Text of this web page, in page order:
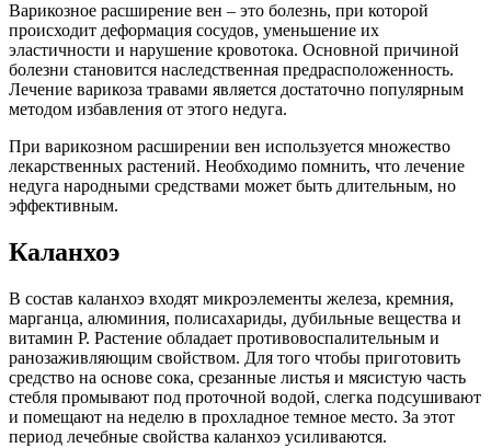
Варикозное расширение вен – это болезнь, при которой
происходит деформация сосудов, уменьшение их
эластичности и нарушение кровотока. Основной причиной
болезни становится наследственная предрасположенность.
Лечение варикоза травами является достаточно популярным
методом избавления от этого недуга.
При варикозном расширении вен используется множество
лекарственных растений. Необходимо помнить, что лечение
недуга народными средствами может быть длительным, но
эффективным.
Каланхоэ
В состав каланхоэ входят микроэлементы железа, кремния,
марганца, алюминия, полисахариды, дубильные вещества и
витамин Р. Растение обладает противовоспалительным и
ранозаживляющим свойством. Для того чтобы приготовить
средство на основе сока, срезанные листья и мясистую часть
стебля промывают под проточной водой, слегка подсушивают
и помещают на неделю в прохладное темное место. За этот
период лечебные свойства каланхоэ усиливаются.